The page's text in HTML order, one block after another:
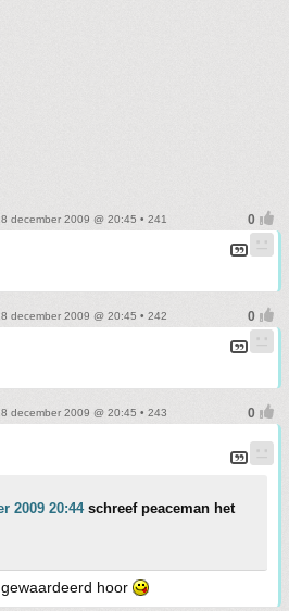
december 2009 @ 20:45 • 241
december 2009 @ 20:45 • 242
december 2009 @ 20:45 • 243
2009 20:44schreef peaceman het
hoor